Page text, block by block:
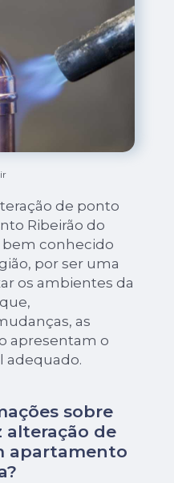
de ponto
Ribeirão do
bem conhecido
por ser uma
os ambientes da
as
apresentam o
adequado.
sobre
alteração de
apartamento